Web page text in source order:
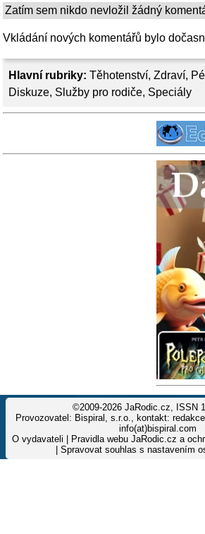
Hlavní rubriky: Těhotenství, Zdraví,
Diskuze, Služby pro rodiče, Speciály
Zatím sem nikdo nevložil žádný
Vkládání nových komentářů bylo
©2009-2026 JaRodic.cz, ISSN
Provozovatel: Bispiral, s.r.o., kontakt:
info(at)bispiral.com
O vydavateli
Pravidla webu JaRodic.cz a
Spravovat souhlas s nastavením